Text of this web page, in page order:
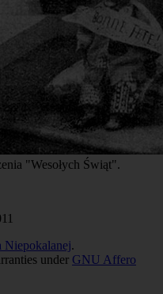
"Wesołych Świąt".
Niepokalanej.
under GNU Affero